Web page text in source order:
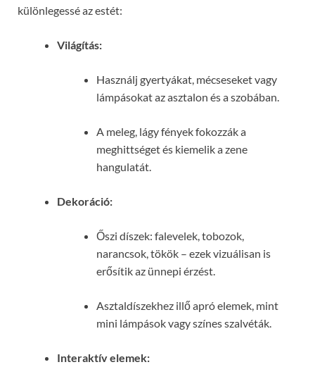
különlegessé az estét:
Világítás:
Használj gyertyákat, mécseseket vagy
lámpásokat az asztalon és a szobában.
A meleg, lágy fények fokozzák a
meghittséget és kiemelik a zene
hangulatát.
Dekoráció:
Őszi díszek: falevelek, tobozok,
narancsok, tökök – ezek vizuálisan is
erősítik az ünnepi érzést.
Asztaldíszekhez illő apró elemek, mint
mini lámpások vagy színes szalvéták.
Interaktív elemek: